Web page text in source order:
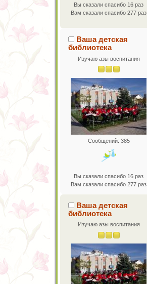
Вы сказали спасибо 16 раз
Вам сказали спасибо 277 раз
Ваша детская
библиотека
Изучаю азы воспитания
Сообщений: 385
Вы сказали спасибо 16 раз
Вам сказали спасибо 277 раз
Ваша детская
библиотека
Изучаю азы воспитания